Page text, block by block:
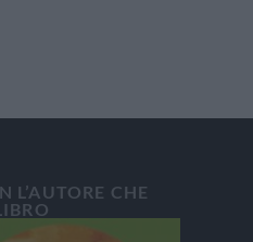
L’AUTORE CHE